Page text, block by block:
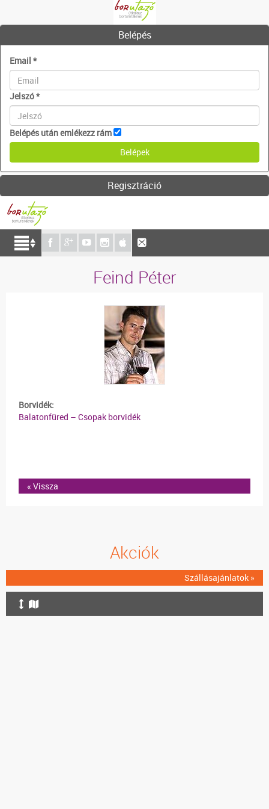
Belépés
Email *
Jelszó*
Belépés után emlékezz rám
Regisztráció
Feind Péter
Borvidék:
Balatonfüred – Csopak borvidék
« Vissza
Akciók
Szállásajánlatok »